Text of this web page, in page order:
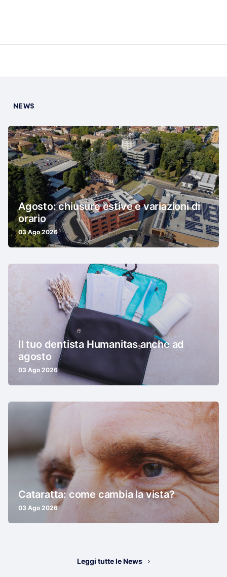
NEWS
Agosto: chiusure estive e variazioni di
orario
03 Ago 2026
Il tuo dentista Humanitas anche ad
agosto
03 Ago 2026
Cataratta: come cambia la vista?
03 Ago 2026
Leggi tutte le News